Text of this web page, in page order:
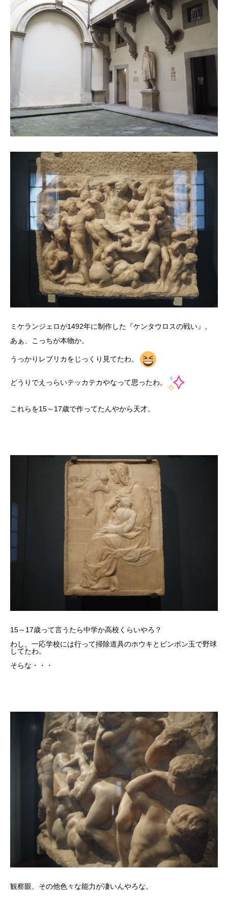
ミケランジェロが1492年に制作した『ケンタウロスの戦い』。
あぁ、こっちが本物か。
うっかりレプリカをじっくり見てたわ。
どうりでえっらいテッカテカやなって思ったわ。
これらを15～17歳で作ってたんやから天才。
15～17歳って言うたら中学か高校くらいやろ？
わし、一応学校には行って掃除道具のホウキとピンポン玉で野球
してたわ。
そらな・・・
観察眼、その他色々な能力が凄いんやろな。